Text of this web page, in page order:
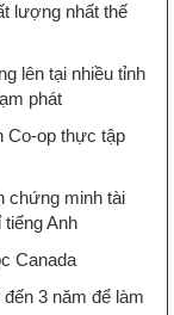
lượng nhất thế
lên tại nhiều tỉnh
phát
op thực tập
minh tài
Anh
Canada
3 năm để làm